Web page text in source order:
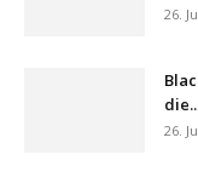
26.
26.